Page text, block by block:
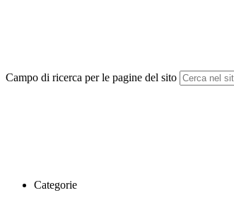
Campo di ricerca per le pagine del sito
Categorie